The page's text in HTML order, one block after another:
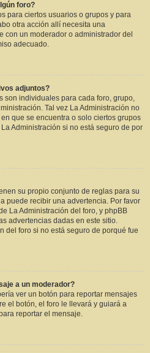
foro?
para ciertos usuarios o grupos y para
otra acción allí necesita una
un moderador o administrador del
adecuado.
adjuntos?
son individuales para cada foro, grupo,
Tal vez La Administración no
que se encuentra o solo ciertos grupos
Administración si no está seguro de por
su propio conjunto de reglas para su
puede recibir una advertencia. Por favor
La Administración del foro, y phpBB
advertencias dadas en este sitio.
del foro si no está seguro de porqué fue
a un moderador?
ver un botón para reportar mensajes
el botón, el foro le llevará y guiará a
reportar el mensaje.